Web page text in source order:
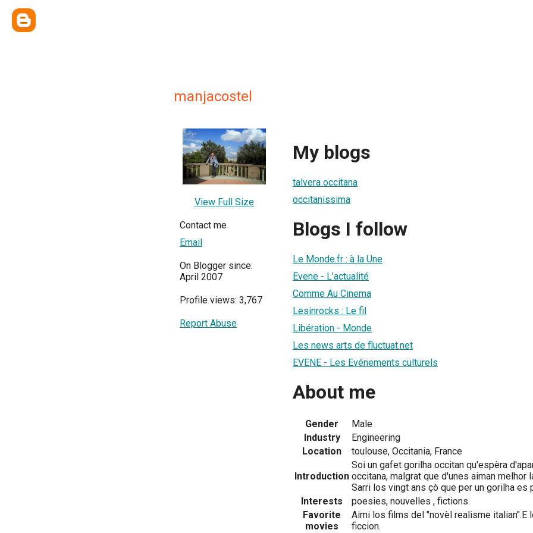
manjacostel
View Full Size
Contact me
Email
On Blogger since:
April 2007
Profile views: 3,767
Report Abuse
My blogs
talvera occitana
occitanissima
Blogs I follow
Le Monde.fr : à la Une
Evene - L’actualité
Comme Au Cinema
Lesinrocks : Le fil
Libération - Monde
Les news arts de fluctuat.net
EVENE - Les Evénements culturels
About me
Gender
Male
Industry
Engineering
Location
toulouse, Occitania, France
Introduction
Soi un gafet gorilha occitan qu'espèra
occitana, malgrat que d'unes aiman melhor
Sarri los vingt ans çò que per un gorilha es
Interests
poesies, nouvelles , fictions.
Favorite
movies
Aimi los films del "novèl realisme italian".E
ficcion.